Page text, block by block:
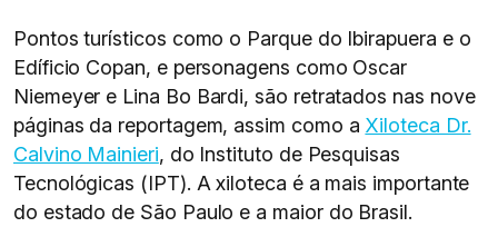
Pontos turísticos como o Parque do Ibirapuera e o
Edíficio Copan, e personagens como Oscar
Niemeyer e Lina Bo Bardi, são retratados nas nove
páginas da reportagem, assim como a Xiloteca Dr.
Calvino Mainieri, do Instituto de Pesquisas
Tecnológicas (IPT). A xiloteca é a mais importante
do estado de São Paulo e a maior do Brasil.